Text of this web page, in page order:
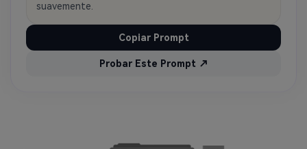
suavemente.
Copiar Prompt
Probar Este Prompt ↗